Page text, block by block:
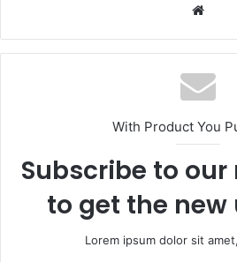
With Product You
Subscribe to
to get the
Lorem ipsum dolor sit